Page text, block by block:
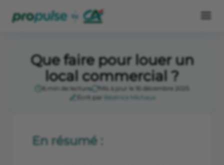
Que faire pour louer un
local commercial ?
6 min de lecture
Mis à jour le 16 décembre 2025
Écrit par
Béatrice Michaux
En résumé :